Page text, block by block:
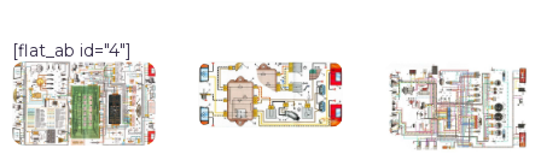
[flat_ab id="4"]